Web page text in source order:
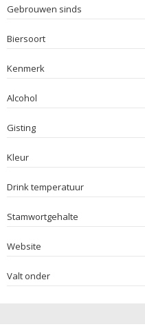
Gebrouwen sinds
Biersoort
Kenmerk
Alcohol
Gisting
Kleur
Drink temperatuur
Stamwortgehalte
Website
Valt onder